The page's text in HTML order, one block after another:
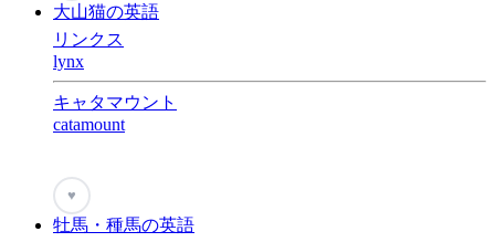
大山猫の英語
リンクス
lynx
キャタマウント
catamount
♥
牡馬・種馬の英語